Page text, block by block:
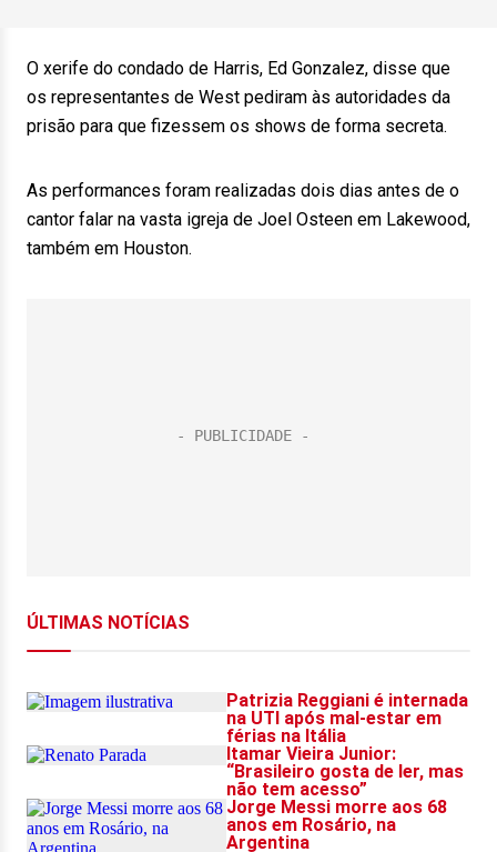
O xerife do condado de Harris, Ed Gonzalez, disse que
os representantes de West pediram às autoridades da
prisão para que fizessem os shows de forma secreta.
As performances foram realizadas dois dias antes de o
cantor falar na vasta igreja de Joel Osteen em Lakewood,
também em Houston.